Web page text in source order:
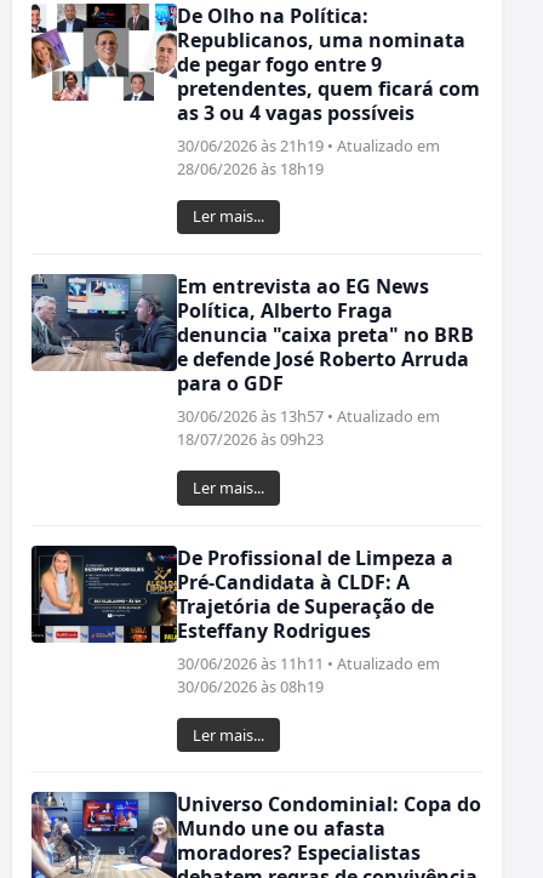
De Olho na Política:
Republicanos, uma nominata
de pegar fogo entre 9
pretendentes, quem ficará com
as 3 ou 4 vagas possíveis
30/06/2026 às 21h19 • Atualizado em
28/06/2026 às 18h19
Ler mais...
Em entrevista ao EG News
Política, Alberto Fraga
denuncia "caixa preta" no BRB
e defende José Roberto Arruda
para o GDF
30/06/2026 às 13h57 • Atualizado em
18/07/2026 às 09h23
Ler mais...
De Profissional de Limpeza a
Pré-Candidata à CLDF: A
Trajetória de Superação de
Esteffany Rodrigues
30/06/2026 às 11h11 • Atualizado em
30/06/2026 às 08h19
Ler mais...
Universo Condominial: Copa do
Mundo une ou afasta
moradores? Especialistas